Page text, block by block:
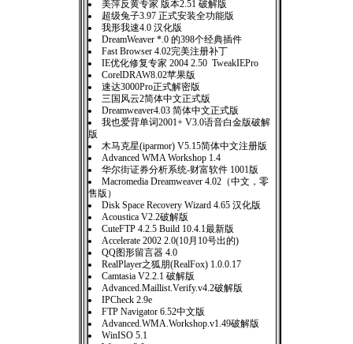
美萍反黄专家 版本2.51 破解版
超级兔子3.97 正式安装全功能版
我形我速4.0 汉化版
DreamWeaver *.0 的398个经典插件
Fast Browser 4.02完美注册补丁
IE优化修复专家 2004 2.50 TweakIEPro
CorelDRAW8.02苹果版
速达3000Pro正式解密版
三国风云2简体中文正式版
Dreamweaver4.03 简体中文正式版
我也爱背单词2001+ V3.0语音白金版破解
版
木马克星(iparmor) V5.15简体中文注册版
Advanced WMA Workshop 1.4
华尔街证券分析系统-财富软件 1001版
Macromedia Dreamweaver 4.02（中文，零
售版）
Disk Space Recovery Wizard 4.65 汉化版
Acoustica V2.2破解版
CuteFTP 4.2.5 Build 10.4.1最新版
Accelerate 2002 2.0(10月10号出的)
QQ图形留言器 4.0
RealPlayer之狐朋(RealFox) 1.0.0.17
Camtasia V2.2.1 破解版
Advanced.Maillist.Verify.v4.2破解版
IPCheck 2.9e
FTP Navigator 6.52中文版
Advanced.WMA.Workshop.v1.49破解版
WinISO 5.1